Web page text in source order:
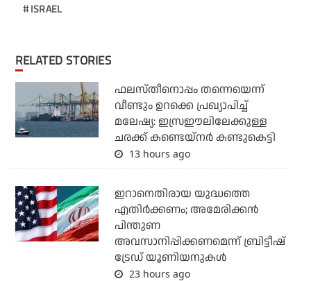
ISRAEL
RELATED STORIES
ഫലസ്തീനൊപ്പം തന്നെയെന്ന്
വീണ്ടും ഉറക്കെ പ്രഖ്യാപിച്ച്
മലേഷ്യ: ഇസ്രഈലിലേക്കുള്ള
ചരക്ക് കണ്ടെയ്‌നര്‍ കണ്ടുകെട്ടി
13 hours ago
ഇറാനെതിരായ യുദ്ധത്തെ
എതിര്‍ക്കണം; അമേരിക്കന്‍
പിന്തുണ
അവസാനിപ്പിക്കണമെന്ന് ബ്രിട്ടീഷ്
ട്രേഡ് യൂണിയനുകള്‍
23 hours ago